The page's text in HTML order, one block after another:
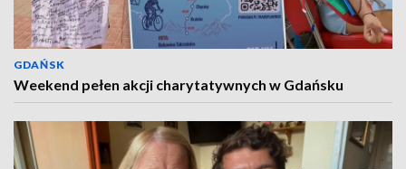
GDAŃSK
Weekend pełen akcji charytatywnych w Gdańsku